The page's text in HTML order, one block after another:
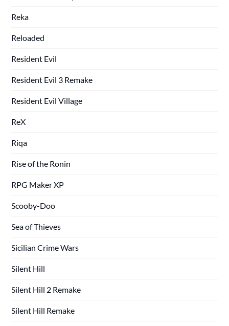
Reka
Reloaded
Resident Evil
Resident Evil 3 Remake
Resident Evil Village
ReX
Riqa
Rise of the Ronin
RPG Maker XP
Scooby-Doo
Sea of Thieves
Sicilian Crime Wars
Silent Hill
Silent Hill 2 Remake
Silent Hill Remake